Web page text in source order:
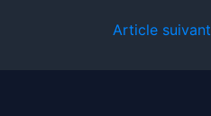
Article suivant